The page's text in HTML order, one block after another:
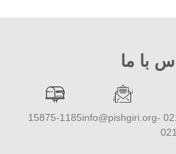
با ما
02122247826 -
info@pishgiri.org
15875-1185